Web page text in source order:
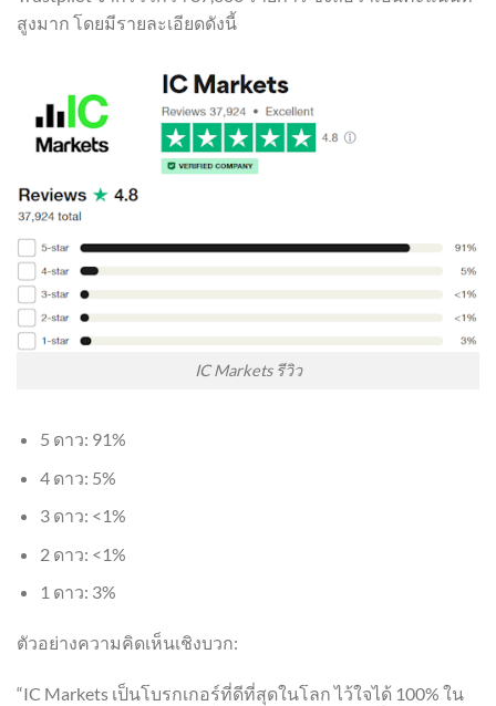
สูงมาก โดยมีรายละเอียดดังนี้
IC Markets รีวิว
5 ดาว: 91%
4 ดาว: 5%
3 ดาว: <1%
2 ดาว: <1%
1 ดาว: 3%
ตัวอย่างความคิดเห็นเชิงบวก:
“IC Markets เป็นโบรกเกอร์ที่ดีที่สุดในโลก ไว้ใจได้ 100% ใน